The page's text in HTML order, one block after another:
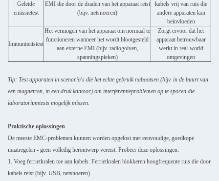
Geleide
emissietest
EMI die door de draden van het apparaat reist
(bijv. netsnoeren)
kabels vrij van ruis die
andere apparaten kan
beïnvloeden
Immuniteitstest
Het vermogen van het apparaat om normaal te
functioneren wanneer het wordt blootgesteld
aan externe EMI (bijv. radiogolven,
spanningspieken)
Zorgt ervoor dat het
apparaat betrouwbaar
werkt in real-world
omgevingen
Tip: Test apparaten in scenario's die het echte gebruik nabootsen (bijv. in de buurt van
een magnetron, in een druk kantoor) om interferentieproblemen op te sporen die
laboratoriumtests mogelijk missen.
Praktische oplossingen
De meeste EMC-problemen kunnen worden opgelost met eenvoudige, goedkope
maatregelen - geen volledig herontwerp vereist. Probeer deze oplossingen:
1. Voeg ferrietkralen toe aan kabels: Ferrietkralen blokkeren hoogfrequente ruis die door
kabels reist (bijv. USB, netsnoeren).